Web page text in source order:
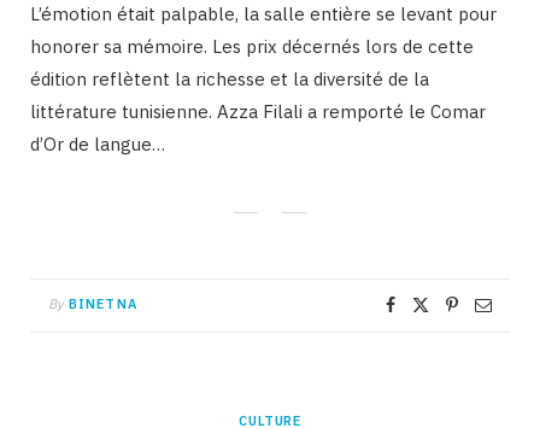
L’émotion était palpable, la salle entière se levant pour
honorer sa mémoire. Les prix décernés lors de cette
édition reflètent la richesse et la diversité de la
littérature tunisienne. Azza Filali a remporté le Comar
d’Or de langue…
By BINETNA
CULTURE